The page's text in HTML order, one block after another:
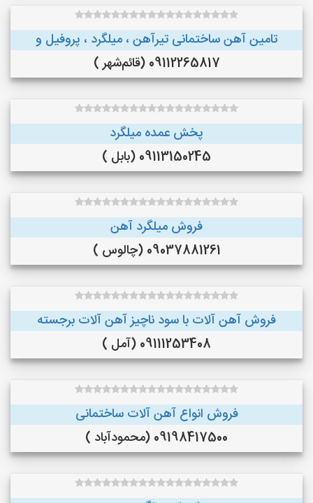
تامین آهن ساختمانی تیرآهن ، میلگرد ، پروفیل و
09112265817 (قائم‌شهر )
پخش عمده میلگرد
09113150245 (بابل )
فروش میلگرد آهن
09037881261 (چالوس )
فروش آهن آلات با سود ناچیز آهن آلات برجسته
09111253408 (آمل )
فروش انواع آهن آلات ساختمانی
09198417500 (محمودآباد )